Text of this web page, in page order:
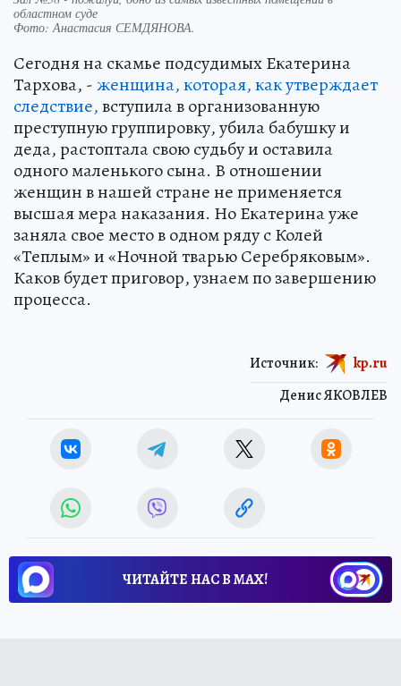
областном суде
Фото:Анастасия СЕМДЯНОВА.
Сегодня на скамье подсудимых Екатерина
Тархова, -женщина, которая, как утверждает
следствие,вступила в организованную
преступную группировку, убила бабушку и
деда, растоптала свою судьбу и оставила
одного маленького сына. В отношении
женщин в нашей стране не применяется
высшая мера наказания. Но Екатерина уже
заняла свое место в одном ряду с Колей
«Теплым» и «Ночной тварью Серебряковым».
Каков будет приговор, узнаем по завершению
процесса.
Денис ЯКОВЛЕВ
Источник: kp.ru
ЧИТАЙТЕ НАС В МАХ!